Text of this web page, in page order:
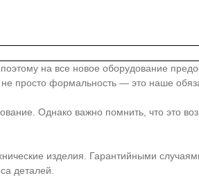
на все новое оборудование
просто формальность — это наше
Однако важно помнить, что это
изделия. Гарантийными
деталей.